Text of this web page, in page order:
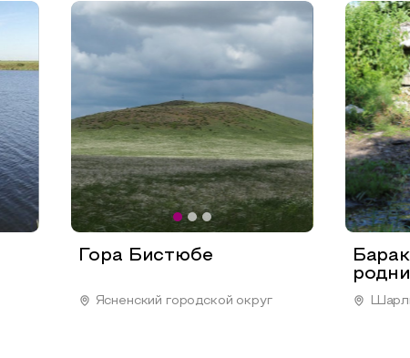
Гора Бистюбе
Ясненский городской округ